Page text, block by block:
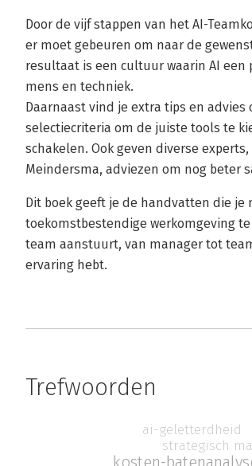
Door de vijf stappen van het AI-
er moet gebeuren om naar de
resultaat is een cultuur waarin AI
mens en techniek.
Daarnaast vind je extra tips en
selectiecriteria om de juiste tools te
schakelen. Ook geven diverse
Meindersma, adviezen om nog beter
Dit boek geeft je de handvatten die je
toekomstbestendige werkomgeving
team aanstuurt, van manager tot
ervaring hebt.
Trefwoorden
kosten-
strategisch
ai-geletterdheid